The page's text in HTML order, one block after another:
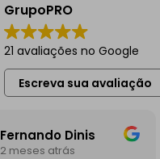
GrupoPRO
21 avaliações no Google
Escreva sua avaliação
Fernando Dinis
2 meses atrás